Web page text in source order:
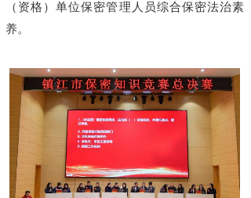
（资格）单位保密管理人员综合保密法治素
养。